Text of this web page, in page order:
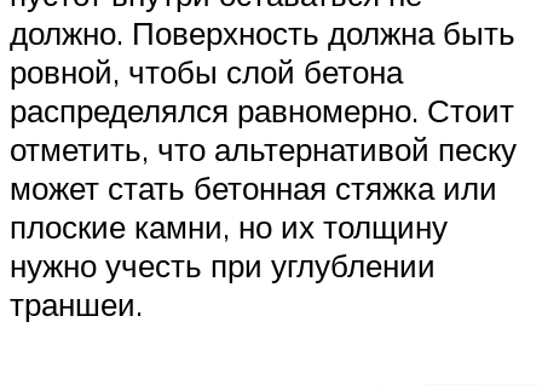
должно. Поверхность должна быть
ровной, чтобы слой бетона
распределялся равномерно. Стоит
отметить, что альтернативой песку
может стать бетонная стяжка или
плоские камни, но их толщину
нужно учесть при углублении
траншеи.